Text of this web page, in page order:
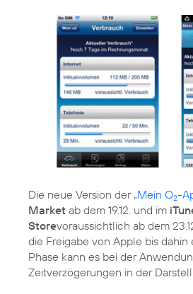
Die neue Version der „Mein O2-
Market ab dem 19.12. und im
Storevoraussichtlich ab dem
die Freigabe von Apple bis
Phase kann es bei der
Zeitverzögerungen in der